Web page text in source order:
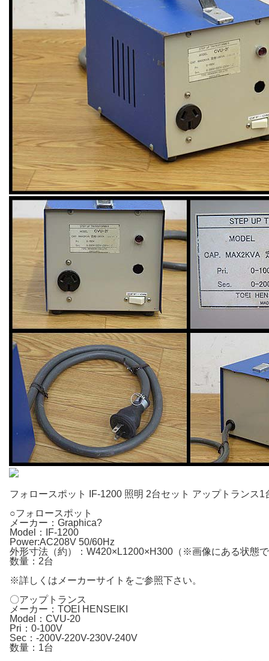
フォロースポット IF-1200 照明 2台セット アップトランス1
○フォロースポット
メーカー：Graphica?
Model：IF-1200
Power:AC208V 50/60Hz
外形寸法（約）：W420×L1200×H300（※画像にある状態
数量：2台
※詳しくはメーカーサイトをご参照下さい。
〇アップトランス
メーカー：TOEI HENSEIKI
Model：CVU-20
Pri：0-100V
Sec：-200V-220V-230V-240V
数量：1台